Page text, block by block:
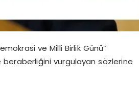
ve Milli Birlik Günü”
beraberliğini vurgulayan sözlerine